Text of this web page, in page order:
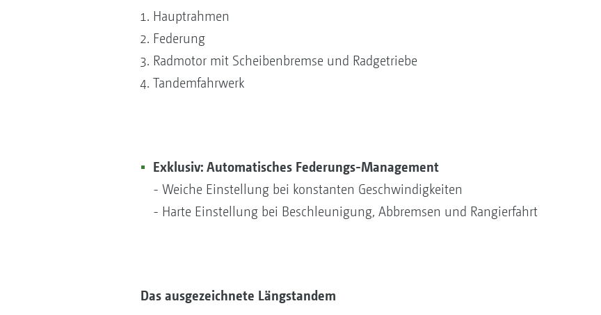
Hauptrahmen
Federung
Radmotor mit Scheibenbremse und Radgetriebe
Tandemfahrwerk
Exklusiv: Automatisches Federungs-Management
- Weiche Einstellung bei konstanten Geschwindigkeiten
- Harte Einstellung bei Beschleunigung, Abbremsen und Rangierfahrt
Das ausgezeichnete Längstandem